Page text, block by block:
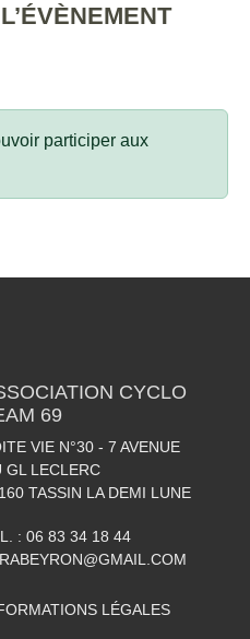
participer aux
CYCLO
69
VIE N°30 - 7 AVENUE
GL LECLERC
TASSIN LA DEMI LUNE
: 06 83 34 18 44
LÉGALES